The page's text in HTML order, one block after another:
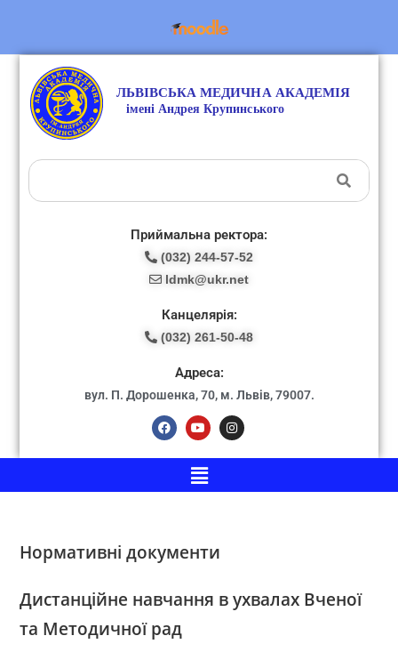
Приймальна ректора:
(032) 244-57-52
ldmk@ukr.net
Канцелярія:
(032) 261-50-48
Адреса:
вул. П. Дорошенка, 70, м. Львів, 79007.
Нормативні документи
Дистанційне навчання в ухвалах Вченої
та Методичної рад